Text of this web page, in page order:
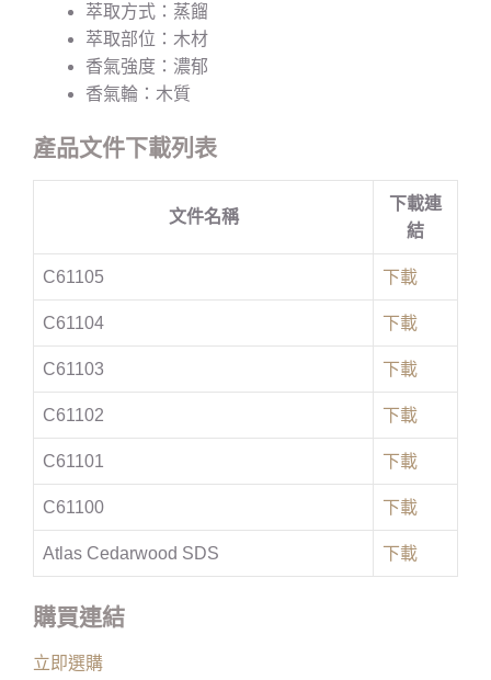
萃取方式：蒸餾
萃取部位：木材
香氣強度：濃郁
香氣輪：木質
產品文件下載列表
文件名稱
下載連
結
C61105 下載
C61104 下載
C61103 下載
C61102 下載
C61101 下載
C61100 下載
Atlas Cedarwood SDS 下載
購買連結
立即選購